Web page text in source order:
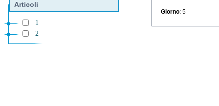
Articoli
1
2
Giorno : 5